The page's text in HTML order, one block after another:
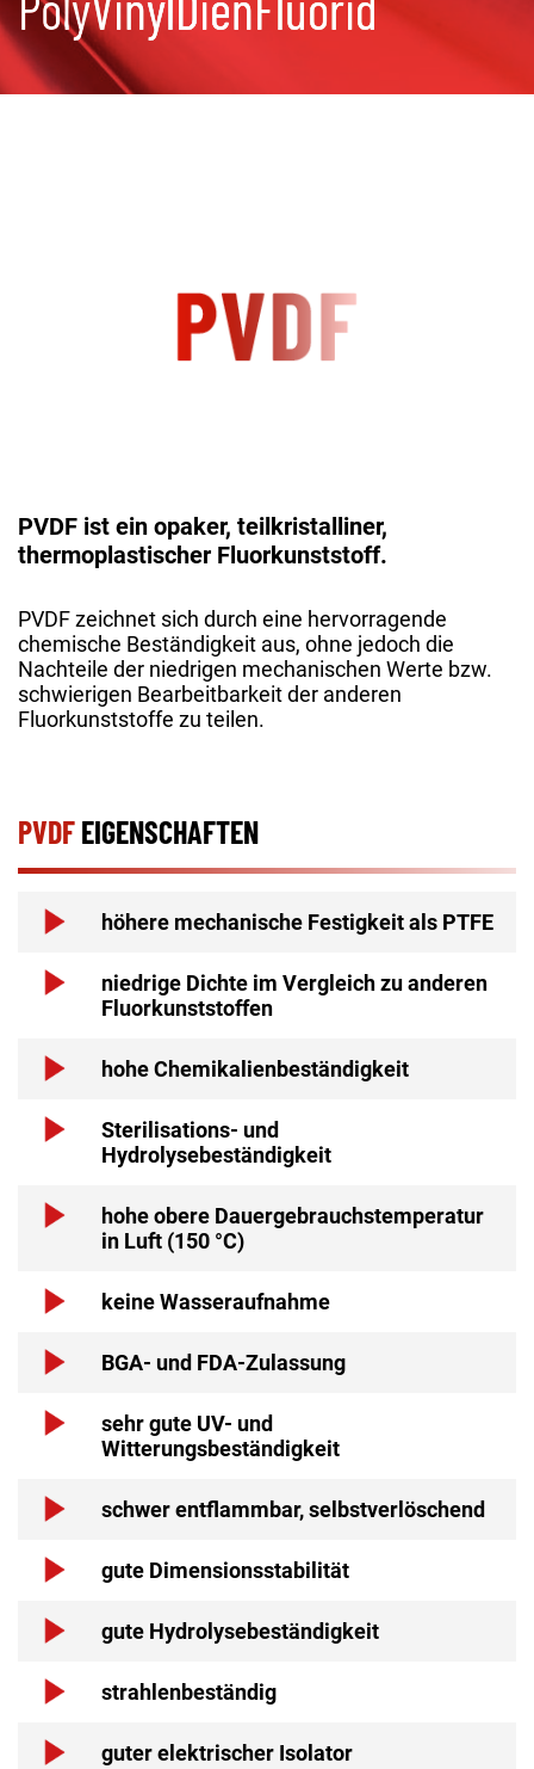
PVDF ist ein opaker, teilkristalliner,
thermoplastischer Fluorkunststoff.
PVDF zeichnet sich durch eine hervorragende
chemische Beständigkeit aus, ohne jedoch die
Nachteile der niedrigen mechanischen Werte bzw.
schwierigen Bearbeitbarkeit der anderen
Fluorkunststoffe zu teilen.
PVDFEIGENSCHAFTEN
höhere mechanische Festigkeit als PTFE
niedrige Dichte im Vergleich zu anderen
Fluorkunststoffen
hohe Chemikalienbeständigkeit
Sterilisations- und
Hydrolysebeständigkeit
hohe obere Dauergebrauchstemperatur
in Luft (150 °C)
keine Wasseraufnahme
BGA- und FDA-Zulassung
sehr gute UV- und
Witterungsbeständigkeit
schwer entflammbar, selbstverlöschend
gute Dimensionsstabilität
gute Hydrolysebeständigkeit
strahlenbeständig
guter elektrischer Isolator